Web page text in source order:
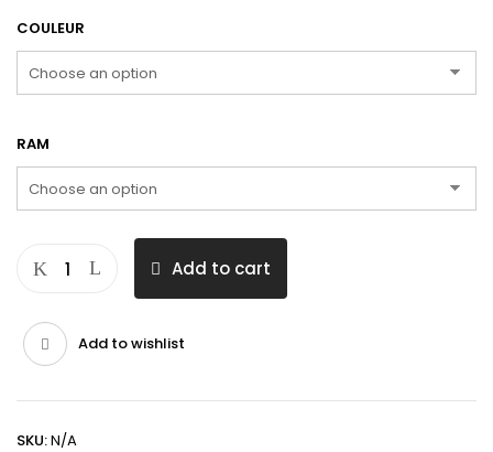
COULEUR
RAM
Add to cart
Add to wishlist
SKU:N/A